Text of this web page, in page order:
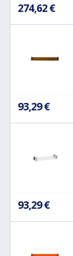
274,62 €
93,29 €
93,29 €